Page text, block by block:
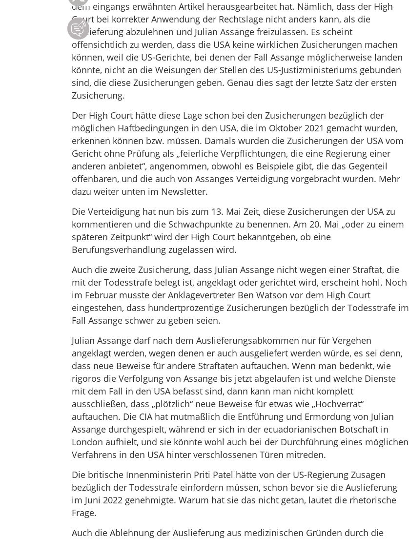
dem eingangs erwähnten Artikel herausgearbeitet hat. Nämlich, dass der High
Court bei korrekter Anwendung der Rechtslage nicht anders kann, als die
Auslieferung abzulehnen und Julian Assange freizulassen. Es scheint
offensichtlich zu werden, dass die USA keine wirklichen Zusicherungen machen
können, weil die US-Gerichte, bei denen der Fall Assange möglicherweise landen
könnte, nicht an die Weisungen der Stellen des US-Justizministeriums gebunden
sind, die diese Zusicherungen geben. Genau dies sagt der letzte Satz der ersten
Zusicherung.
Der High Court hätte diese Lage schon bei den Zusicherungen bezüglich der
möglichen Haftbedingungen in den USA, die im Oktober 2021 gemacht wurden,
erkennen können bzw. müssen. Damals wurden die Zusicherungen der USA vom
Gericht ohne Prüfung als „feierliche Verpflichtungen, die eine Regierung einer
anderen anbietet“, angenommen, obwohl es Beispiele gibt, die das Gegenteil
offenbaren, und die auch von Assanges Verteidigung vorgebracht wurden. Mehr
dazu weiter unten im Newsletter.
Die Verteidigung hat nun bis zum 13. Mai Zeit, diese Zusicherungen der USA zu
kommentieren und die Schwachpunkte zu benennen. Am 20. Mai „oder zu einem
späteren Zeitpunkt“ wird der High Court bekanntgeben, ob eine
Berufungsverhandlung zugelassen wird.
Auch die zweite Zusicherung, dass Julian Assange nicht wegen einer Straftat, die
mit der Todesstrafe belegt ist, angeklagt oder gerichtet wird, erscheint hohl. Noch
im Februar musste der Anklagevertreter Ben Watson vor dem High Court
eingestehen, dass hundertprozentige Zusicherungen bezüglich der Todesstrafe im
Fall Assange schwer zu geben seien.
Julian Assange darf nach dem Auslieferungsabkommen nur für Vergehen
angeklagt werden, wegen denen er auch ausgeliefert werden würde, es sei denn,
dass neue Beweise für andere Straftaten auftauchen. Wenn man bedenkt, wie
rigoros die Verfolgung von Assange bis jetzt abgelaufen ist und welche Dienste
mit dem Fall in den USA befasst sind, dann kann man nicht komplett
ausschließen, dass „plötzlich“ neue Beweise für etwas wie „Hochverrat“
auftauchen. Die CIA hat mutmaßlich die Entführung und Ermordung von Julian
Assange durchgespielt, während er sich in der ecuadorianischen Botschaft in
London aufhielt, und sie könnte wohl auch bei der Durchführung eines möglichen
Verfahrens in den USA hinter verschlossenen Türen mitreden.
Die britische Innenministerin Priti Patel hätte von der US-Regierung Zusagen
bezüglich der Todesstrafe einfordern müssen, schon bevor sie die Auslieferung
im Juni 2022 genehmigte. Warum hat sie das nicht getan, lautet die rhetorische
Frage.
Auch die Ablehnung der Auslieferung aus medizinischen Gründen durch die